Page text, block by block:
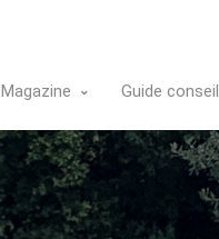
Magazine Guide conseil